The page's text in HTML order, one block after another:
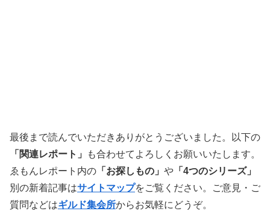
最後まで読んでいただきありがとうございました。以下の
「関連レポート」
も合わせてよろしくお願いいたします。
ゑもんレポート内の 「お探しもの」 や 「4つのシリーズ」
別の新着記事はサイトマップをご覧ください。ご意見・ご
質問などはギルド集会所からお気軽にどうぞ。